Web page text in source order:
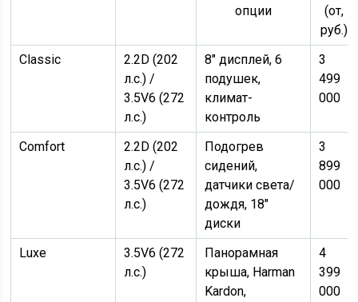
опции
(от,
руб.)
Classic
2.2D (202
л.с.) /
3.5V6 (272
л.с.)
8″ дисплей, 6
подушек,
климат-
контроль
3
499
000
Comfort
2.2D (202
л.с.) /
3.5V6 (272
л.с.)
Подогрев
сидений,
датчики света/
дождя, 18″
диски
3
899
000
Luxe
3.5V6 (272
л.с.)
Панорамная
крыша, Harman
Kardon,
4
399
000